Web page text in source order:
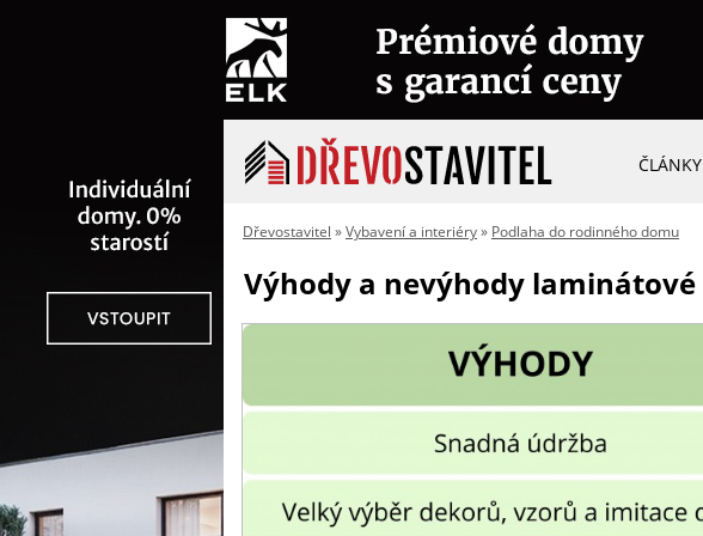
ČLÁNKY
Dřevostavitel »Vybavení a interiéry» Podlaha do rodinného domu
Výhody a nevýhody